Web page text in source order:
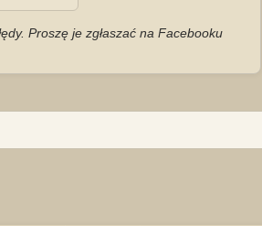
Proszę je zgłaszać na Facebooku